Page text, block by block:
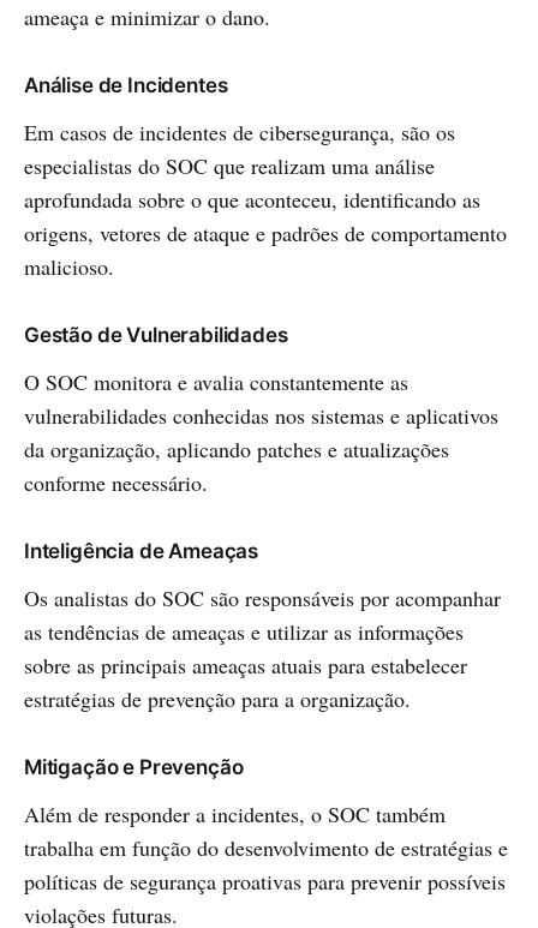
ameaça e minimizar o dano.
Análise de Incidentes
Em casos de incidentes de cibersegurança, são os
especialistas do SOC que realizam uma análise
aprofundada sobre o que aconteceu, identificando as
origens, vetores de ataque e padrões de comportamento
malicioso.
Gestão de Vulnerabilidades
O SOC monitora e avalia constantemente as
vulnerabilidades conhecidas nos sistemas e aplicativos
da organização, aplicando patches e atualizações
conforme necessário.
Inteligência de Ameaças
Os analistas do SOC são responsáveis por acompanhar
as tendências de ameaças e utilizar as informações
sobre as principais ameaças atuais para estabelecer
estratégias de prevenção para a organização.
Mitigação e Prevenção
Além de responder a incidentes, o SOC também
trabalha em função do desenvolvimento de estratégias e
políticas de segurança proativas para prevenir possíveis
violações futuras.